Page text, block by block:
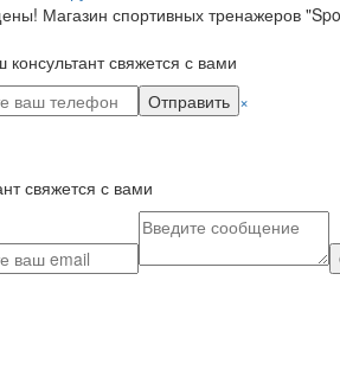
Магазин спортивных тренажеров
свяжется с вами
Отправить ×
свяжется с вами